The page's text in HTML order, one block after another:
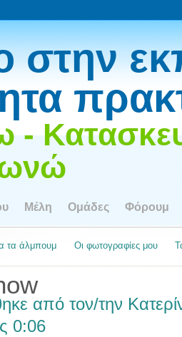
στην
-
Μέλη Ομάδες Φόρουμ
τα άλμπουμ Οι φωτογραφίες μου
από τον/την
0:06